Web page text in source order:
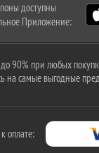
доступны
Приложение:
90% при любых
на самые выгодные
оплате: